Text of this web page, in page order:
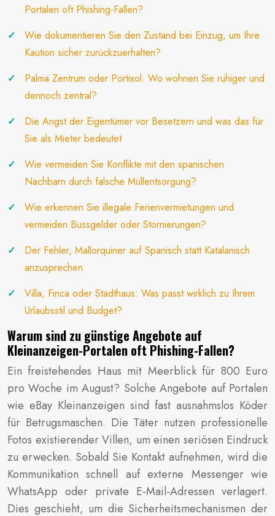
Portalen oft Phishing-Fallen?
Wie dokumentieren Sie den Zustand bei Einzug, um Ihre
Kaution sicher zurückzuerhalten?
Palma Zentrum oder Portixol: Wo wohnen Sie ruhiger und
dennoch zentral?
Die Angst der Eigentümer vor Besetzern und was das für
Sie als Mieter bedeutet
Wie vermeiden Sie Konflikte mit den spanischen
Nachbarn durch falsche Müllentsorgung?
Wie erkennen Sie illegale Ferienvermietungen und
vermeiden Bussgelder oder Stornierungen?
Der Fehler, Mallorquiner auf Spanisch statt Katalanisch
anzusprechen
Villa, Finca oder Stadthaus: Was passt wirklich zu Ihrem
Urlaubsstil und Budget?
Warum sind zu günstige Angebote auf
Kleinanzeigen-Portalen oft Phishing-Fallen?
Ein freistehendes Haus mit Meerblick für 800 Euro
pro Woche im August? Solche Angebote auf Portalen
wie eBay Kleinanzeigen sind fast ausnahmslos Köder
für Betrugsmaschen. Die Täter nutzen professionelle
Fotos existierender Villen, um einen seriösen Eindruck
zu erwecken. Sobald Sie Kontakt aufnehmen, wird die
Kommunikation schnell auf externe Messenger wie
WhatsApp oder private E-Mail-Adressen verlagert.
Dies geschieht, um die Sicherheitsmechanismen der